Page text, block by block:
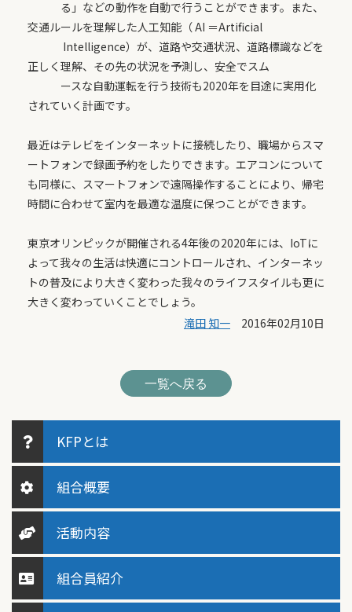
る」などの動作を自動で行うことができます。また、
交通ルールを理解した人工知能（ AI ＝Artificial
Intelligence）が、道路や交通状況、道路標識などを
正しく理解、その先の状況を予測し、安全でスム
ースな自動運転を行う技術も2020年を目途に実用化
されていく計画です。
最近はテレビをインターネットに接続したり、職場からスマ
ートフォンで録画予約をしたりできます。エアコンについて
も同様に、スマートフォンで遠隔操作することにより、帰宅
時間に合わせて室内を最適な温度に保つことができます。
東京オリンピックが開催される4年後の2020年には、IoTに
よって我々の生活は快適にコントロールされ、インターネッ
トの普及により大きく変わった我々のライフスタイルも更に
大きく変わっていくことでしょう。
滝田 知一 2016年02月10日
一覧へ戻る
KFPとは
組合概要
活動内容
組合員紹介